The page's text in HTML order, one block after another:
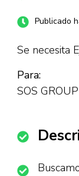
Publicado
Se necesita
Para:
SOS